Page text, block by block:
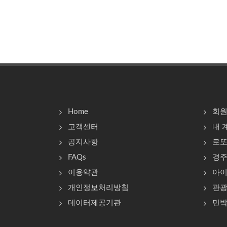
Home
고객센터
공지사항
FAQs
이용약관
개인정보처리방침
데이터제공기관
회
내
로
경
아
관
민